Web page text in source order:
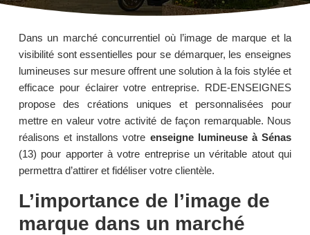
Dans un marché concurrentiel où l’image de marque et la
visibilité sont essentielles pour se démarquer, les enseignes
lumineuses sur mesure offrent une solution à la fois stylée et
efficace pour éclairer votre entreprise. RDE-ENSEIGNES
propose des créations uniques et personnalisées pour
mettre en valeur votre activité de façon remarquable. Nous
réalisons et installons votre enseigne lumineuse à Sénas
(13) pour apporter à votre entreprise un véritable atout qui
permettra d’attirer et fidéliser votre clientèle.
L’importance de l’image de
marque dans un marché